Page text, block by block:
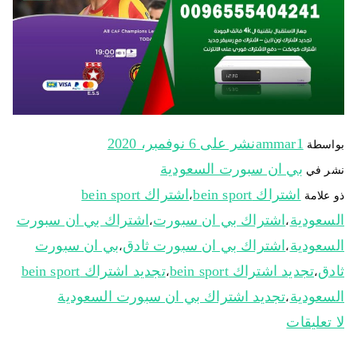
بواسطة ammar1نشر على 6 نوفمبر، 2020
نشر في بي ان سبورت السعودية
ذو علامة اشتراك bein sport ،
اشتراك bein sport
السعودية ، اشتراك بي ان سبورت، اشتراك بي ان سبورت
السعودية ، اشتراك بي ان سبورت ثادق،بي ان سبورت
ثادق،تجديد اشتراك bein sport ،
تجديد اشتراك bein sport
السعودية ،تجديد اشتراك بي ان سبورت السعودية
لا تعليقات